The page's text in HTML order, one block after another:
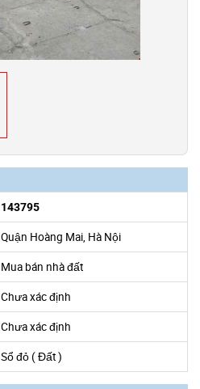
143795
Quận Hoàng Mai, Hà Nội
Mua bán nhà đất
Chưa xác định
Chưa xác định
Sổ đỏ ( Đất )